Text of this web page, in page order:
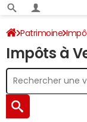
Patrimoine
Impôt sur le revenu
Impôts à